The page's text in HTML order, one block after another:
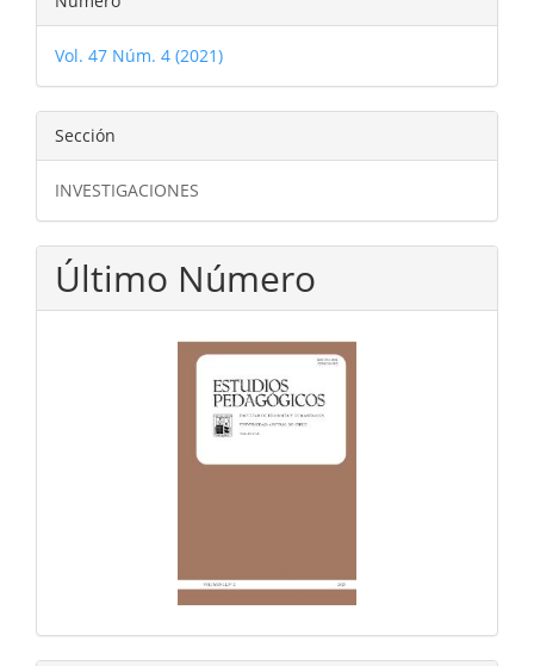
Vol. 47 Núm. 4 (2021)
Sección
INVESTIGACIONES
Último Número